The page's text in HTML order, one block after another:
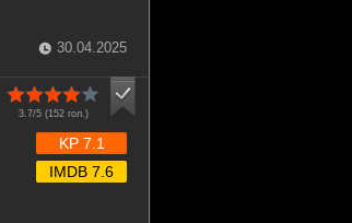
30.04.2025
3.7/5 (152гол.)
KP 7.1
IMDB 7.6